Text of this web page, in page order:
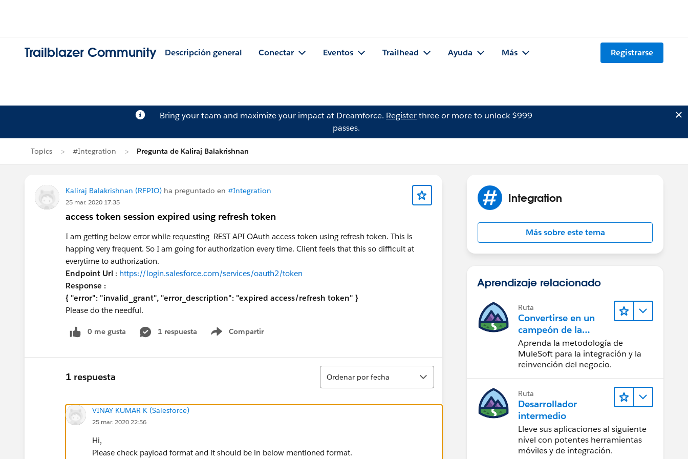
Trailblazer Community Descripción general Conectar Eventos Trailhead Ayuda Más Registrarse
Bring your team and maximize your impact at Dreamforce. Registerthree or more to unlock $999
passes.
Topics #Integration Pregunta de Kaliraj Balakrishnan
Kaliraj Balakrishnan (RFPIO) ha preguntado en #Integration
25 mar. 2020 17:35
access token session expired using refresh token
I am getting below error while requesting REST API OAuth access token using refresh token. This is
happing very frequent. So I am going for authorization every time. Client feels that this so difficult at
everytime to authorization.
Endpoint Url : https://login.salesforce.com/services/oauth2/token
Response :
{ "error": "invalid_grant", "error_description": "expired access/refresh token" }
Please do the needful.
0 me gusta 1 respuesta Compartir
Show menu
1 respuesta
Ordenar
Ordenar por fecha
VINAY KUMAR K (Salesforce)
25 mar. 2020 22:56
Hi,
Please check payload format and it should be in below mentioned format.
Integration
Más sobre este tema
Aprendizaje relacionado
Ruta
Convertirse en un
campeón de la
integración
Aprenda la metodología de
MuleSoft para la integración y la
reinvención del negocio.
Ruta
Desarrollador
intermedio
Lleve sus aplicaciones al siguiente
nivel con potentes herramientas
móviles y de integración.